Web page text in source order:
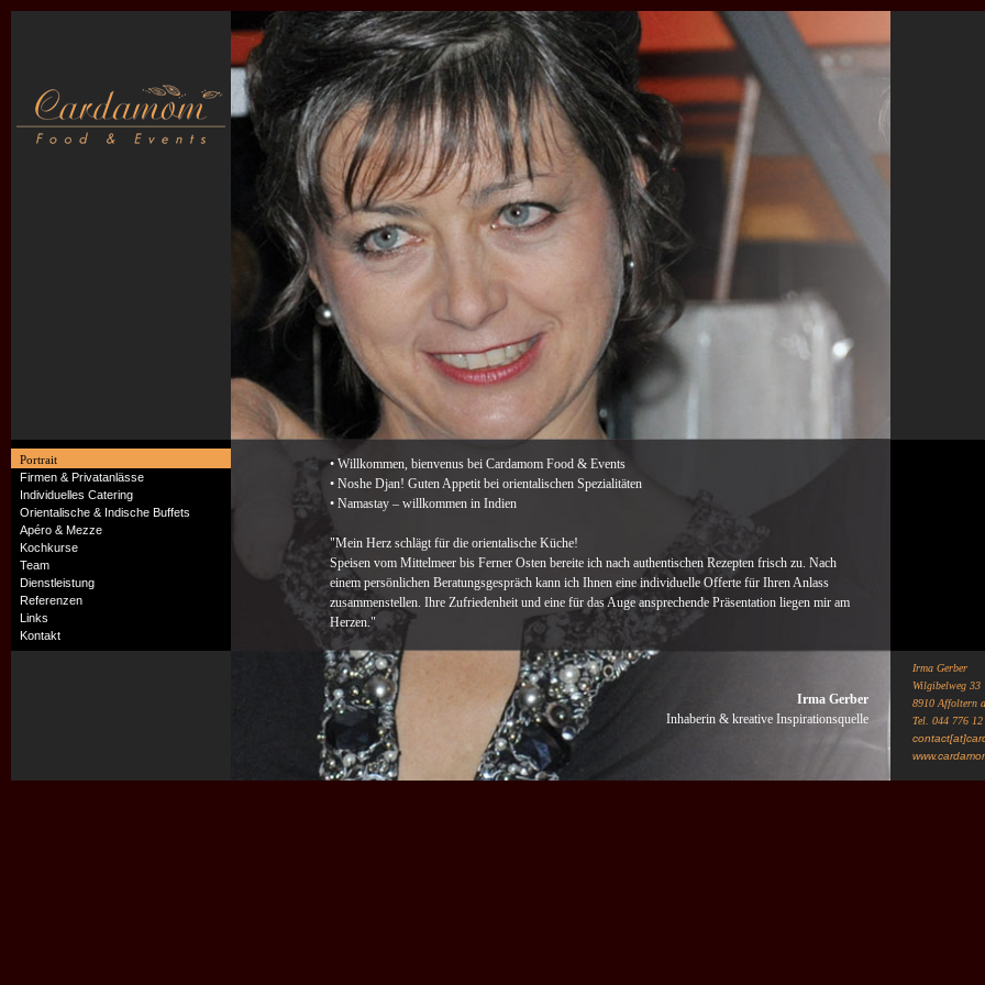
Irma Gerber
Wilgibelweg 33
8910 Affoltern
Tel. 044 776 12
Portrait
Firmen & Privatanlässe
Individuelles Catering
Orientalische & Indische Buffets
Apéro & Mezze
Kochkurse
Team
Dienstleistung
Referenzen
Links
Kontakt
• Willkommen, bienvenus bei Cardamom Food & Events
• Noshe Djan! Guten Appetit bei orientalischen Spezialitäten
• Namastay – willkommen in Indien
"Mein Herz schlägt für die orientalische Küche!
Speisen vom Mittelmeer bis Ferner Osten bereite ich nach authentischen Rezepten frisch zu. Nach
einem persönlichen Beratungsgespräch kann ich Ihnen eine individuelle Offerte für Ihren Anlass
zusammenstellen. Ihre Zufriedenheit und eine für das Auge ansprechende Präsentation liegen mir am
Herzen."
Irma Gerber
Inhaberin & kreative Inspirationsquelle